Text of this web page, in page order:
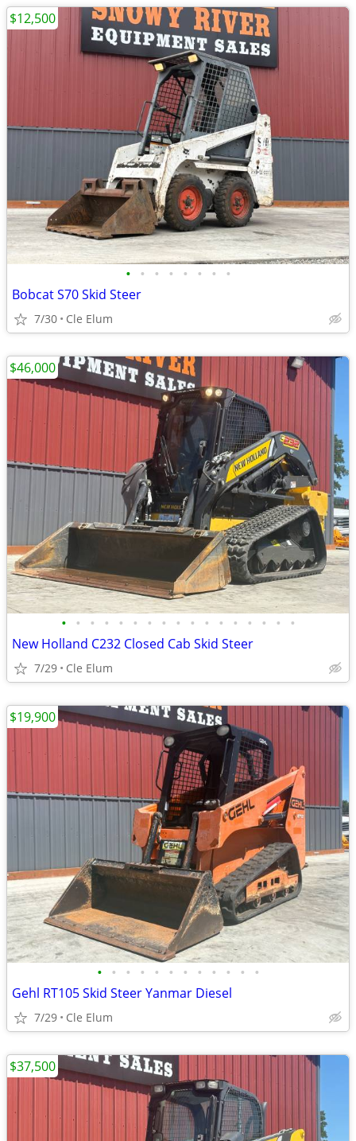
• • • • • • • •
Bobcat S70 Skid Steer
7/30 Cle Elum
$12,500
• • • • • • • • • • • • • • • • •
New Holland C232 Closed Cab Skid Steer
7/29 Cle Elum
$46,000
• • • • • • • • • • • •
Gehl RT105 Skid Steer Yanmar Diesel
7/29 Cle Elum
$19,900
$37,500